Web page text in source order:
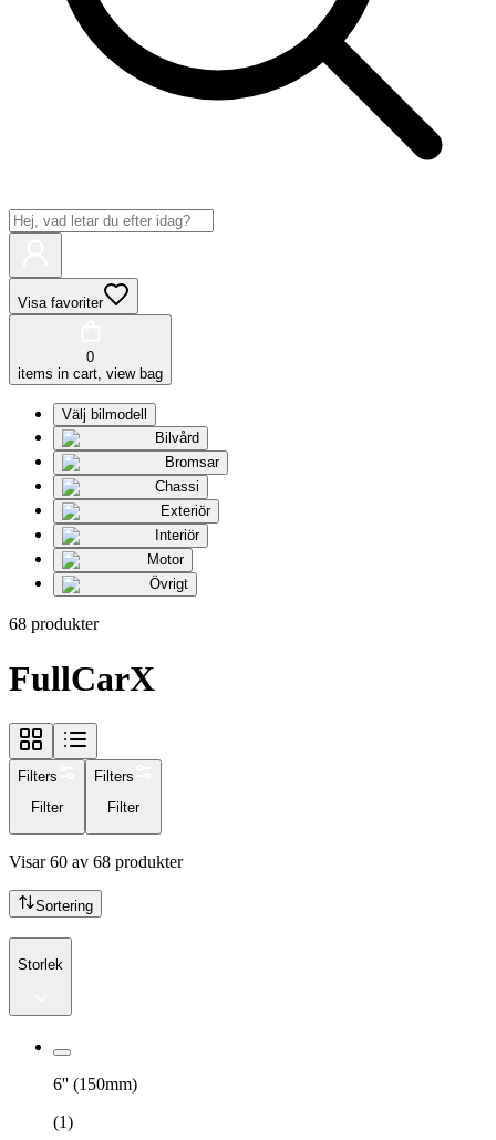
Visa favoriter
0
items in cart, view bag
Välj bilmodell
Bilvård
Bromsar
Chassi
Exteriör
Interiör
Motor
Övrigt
68 produkter
FullCarX
Filters
Filter
Filters
Filter
Visar60 av 68 produkter
Sortering
Storlek
6'' (150mm)
(1)